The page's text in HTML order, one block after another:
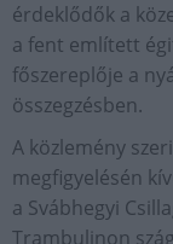
érdeklődők a
a fent említett
főszereplője a
összegzésben.
A közlemény
megfigyelésén
a Svábhegyi
Trambulinon